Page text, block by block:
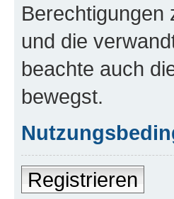
Berechtigungen
und die
beachte auch
bewegst.
Registrieren